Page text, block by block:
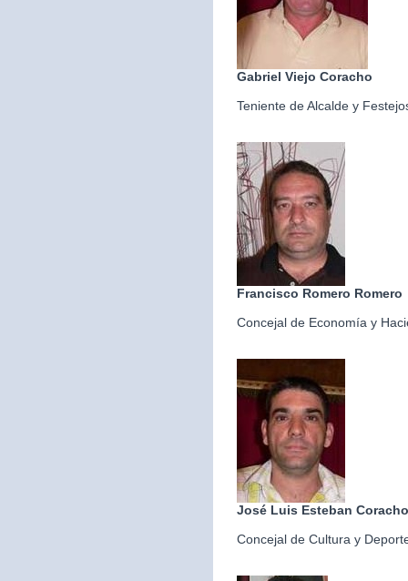
Gabriel Viejo Coracho
Teniente de Alcalde y
Francisco Romero Romero
Concejal de Economía y
José Luis Esteban Coracho
Concejal de Cultura y